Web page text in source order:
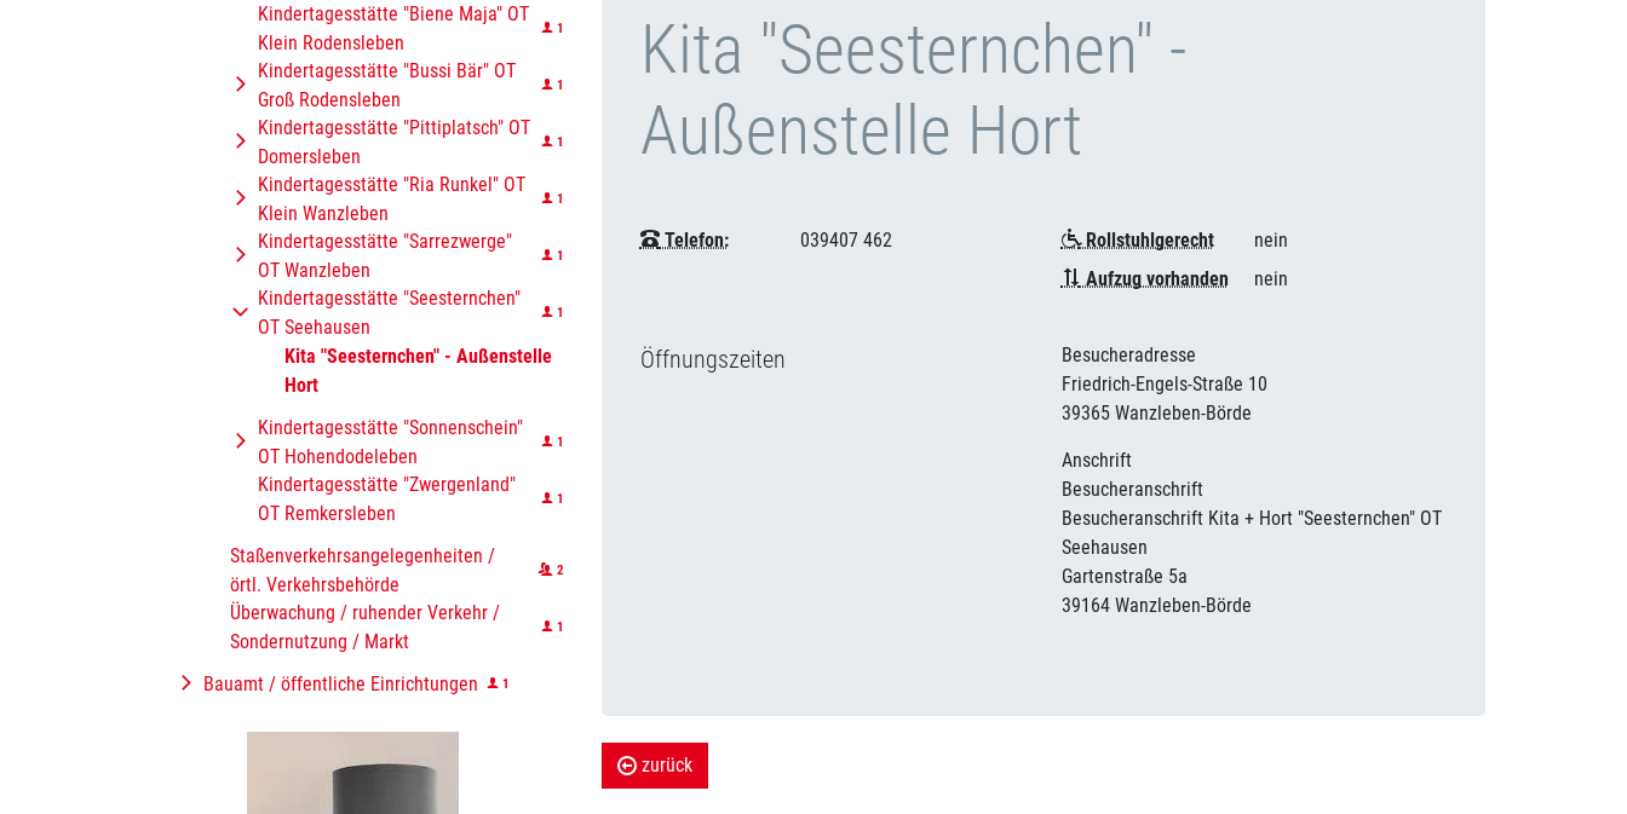
Kita "Seesternchen" -
Außenstelle Hort
Telefon: 039407 462 Rollstuhlgerecht
nein
Aufzug vorhanden
nein
Öffnungszeiten
Besucheradresse
Friedrich-Engels-Straße 10
39365 Wanzleben-Börde
Anschrift
Besucheranschrift
Besucheranschrift Kita + Hort "Seesternchen" OT
Seehausen
Gartenstraße 5a
39164 Wanzleben-Börde
zurück
Kindertagesstätte "Biene Maja" OT
Klein Rodensleben
1
Kindertagesstätte "Bussi Bär" OT
Groß Rodensleben
1
Kindertagesstätte "Pittiplatsch" OT
Domersleben
1
Kindertagesstätte "Ria Runkel" OT
Klein Wanzleben
1
Kindertagesstätte "Sarrezwerge"
OT Wanzleben
1
Kindertagesstätte "Seesternchen"
OT Seehausen
1
Kita "Seesternchen" - Außenstelle
Hort
Kindertagesstätte "Sonnenschein"
OT Hohendodeleben
1
Kindertagesstätte "Zwergenland"
OT Remkersleben
1
Staßenverkehrsangelegenheiten /
örtl. Verkehrsbehörde
2
Überwachung / ruhender Verkehr /
Sondernutzung / Markt
1
Bauamt / öffentliche Einrichtungen 1